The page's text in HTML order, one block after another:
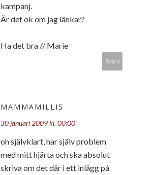
kampanj.
Är det ok om jag länkar?
Ha det bra // Marie
Svara
MAMMAMILLIS
30 januari 2009 kl. 00:00
oh självklart, har själv problem
med mitt hjärta och ska absolut
skriva om det där i ett inlägg på